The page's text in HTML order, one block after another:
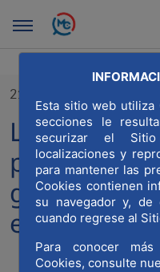
Saltar al contenido
Esta sitio web utiliza
secciones le
securizar el Sitio
localizaciones y
para mantener las
Cookies contienen
su navegador y,
cuando regrese al
Para conocer
Cookies, consulte
21/07/2020
La
privada,
generación
empleo